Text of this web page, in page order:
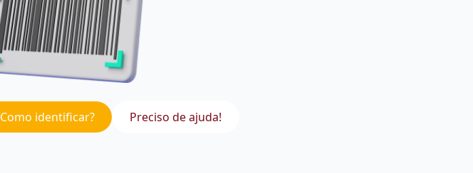
Como identificar? Preciso de ajuda!